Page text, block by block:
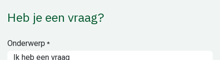
Heb je een vraag?
Onderwerp *